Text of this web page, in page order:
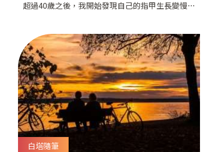
超過40歲之後，我開始發現自己的指甲生長變慢了​
指甲生長隨年紀增加而變慢。所以這就是開始老了
吧，什麼都變慢消化變慢動作變慢思考也變慢了​所
以傷口的癒合也會變慢，感冒的康復也會變慢，心
臟的進步也會變慢那也沒什麼不好，就慢慢來吧，
只是別失去耐心，透過醫生的幫忙
白塔隨筆